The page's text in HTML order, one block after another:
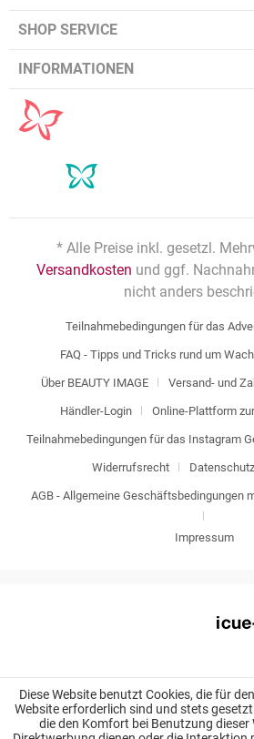
SHOP SERVICE
INFORMATIONEN
* Alle Preise inkl. gesetzl.
Versandkosten und ggf.
nicht anders
Teilnahmebedingungen für das
FAQ - Tipps und Tricks rund um
Über BEAUTY IMAGE Versand- und
Händler-Login Online-Plattform
Teilnahmebedingungen für das Instagram
Widerrufsrecht
AGB - Allgemeine Geschäftsbedingungen
Impressum
Diese Website benutzt Cookies, die für
Website erforderlich sind und stets
die den Komfort bei Benutzung dieser